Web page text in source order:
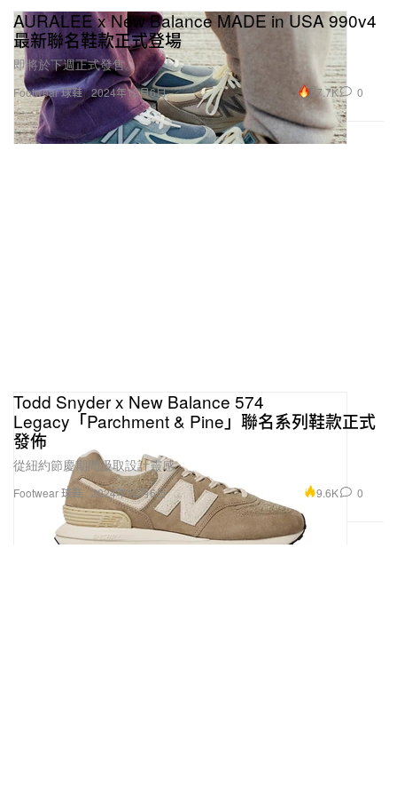
Footwear 球鞋
AURALEE x New Balance MADE in USA 990v4
最新聯名鞋款正式登場
即將於下週正式發售。
2024年12月6日 57.7K 0
Footwear 球鞋
Todd Snyder x New Balance 574
Legacy「Parchment & Pine」聯名系列鞋款正式
發佈
從紐約節慶期間汲取設計靈感。
2024年12月6日 9.6K 0